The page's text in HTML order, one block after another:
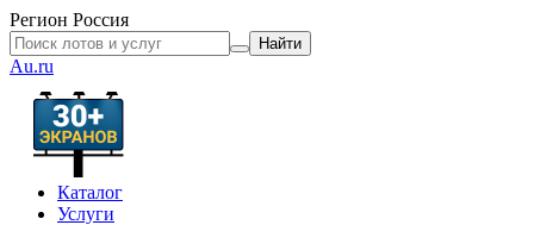
Регион Россия
Найти
Au.ru
Каталог
Услуги